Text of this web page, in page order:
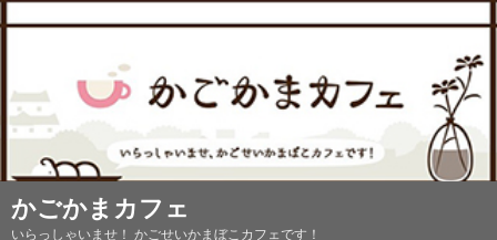
かごかまカフェ
いらっしゃいませ！ かごせいかまぼこカフェです！